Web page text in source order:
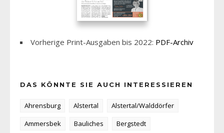
Vorherige Print-Ausgaben bis 2022: PDF-Archiv
DAS KÖNNTE SIE AUCH INTERESSIEREN
Ahrensburg Alstertal
Alstertal/Walddörfer
Ammersbek
Bauliches
Bergstedt